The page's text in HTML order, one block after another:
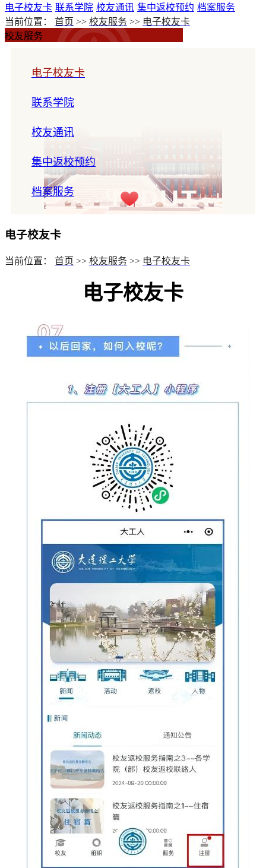
电子校友卡 联系学院 校友通讯 集中返校预约 档案服务
当前位置： 首页 >> 校友服务 >> 电子校友卡
校友服务
电子校友卡
联系学院
校友通讯
集中返校预约
档案服务
电子校友卡
当前位置： 首页 >> 校友服务 >> 电子校友卡
电子校友卡